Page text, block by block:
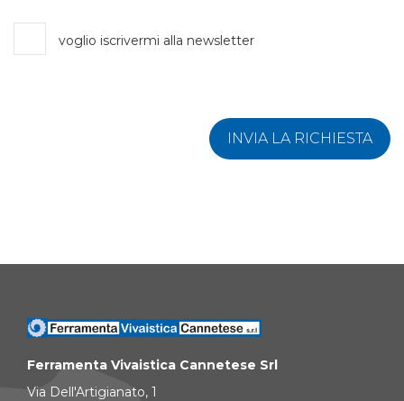
voglio iscrivermi alla newsletter
INVIA LA RICHIESTA
Ferramenta Vivaistica Cannetese Srl
Via Dell'Artigianato, 1